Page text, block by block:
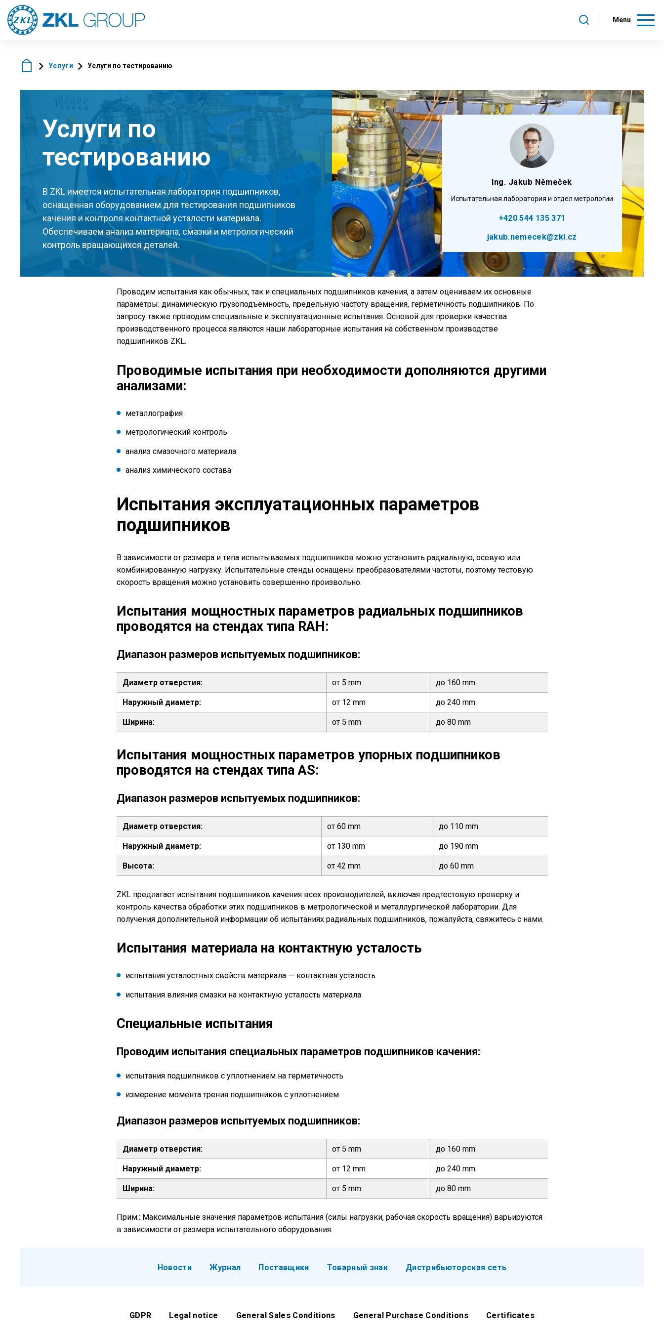
Menu
Услуги Услуги по тестированию
Услуги по
тестированию
В ZKL имеется испытательная лаборатория подшипников,
оснащенная оборудованием для тестирования подшипников
качения и контроля контактной усталости материала.
Обеспечиваем анализ материала, смазки и метрологический
контроль вращающихся деталей.
Ing. Jakub Němeček
Испытательная лаборатория и отдел метрологии
+420 544 135 371
jakub.nemecek@zkl.cz
Проводим испытания как обычных, так и специальных подшипников качения, а затем оцениваем их основные
параметры: динамическую грузоподъемность, предельную частоту вращения, герметичность подшипников. По
запросу также проводим специальные и эксплуатационные испытания. Основой для проверки качества
производственного процесса являются наши лабораторные испытания на собственном производстве
подшипников ZKL.
Проводимые испытания при необходимости дополняются другими
анализами:
металлография
метрологический контроль
анализ смазочного материала
анализ химического состава
Испытания эксплуатационных параметров
подшипников
В зависимости от размера и типа испытываемых подшипников можно установить радиальную, осевую или
комбинированную нагрузку. Испытательные стенды оснащены преобразователями частоты, поэтому тестовую
скорость вращения можно установить совершенно произвольно.
Испытания мощностных параметров радиальных подшипников
проводятся на стендах типа RAH:
Диапазон размеров испытуемых подшипников:
Диаметр отверстия: от 5 mm до 160 mm
Наружный диаметр: от 12 mm до 240 mm
Ширина: от 5 mm до 80 mm
Испытания мощностных параметров упорных подшипников
проводятся на стендах типа AS:
Диапазон размеров испытуемых подшипников:
Диаметр отверстия: от 60 mm до 110 mm
Наружный диаметр: от 130 mm до 190 mm
Высота: от 42 mm до 60 mm
ZKL предлагает испытания подшипников качения всех производителей, включая предтестовую проверку и
контроль качества обработки этих подшипников в метрологической и металлургической лаборатории. Для
получения дополнительной информации об испытаниях радиальных подшипников, пожалуйста, свяжитесь с нами.
Испытания материала на контактную усталость
испытания усталостных свойств материала — контактная усталость
испытания влияния смазки на контактную усталость материала
Специальные испытания
Проводим испытания специальных параметров подшипников качения:
испытания подшипников с уплотнением на герметичность
измерение момента трения подшипников с уплотнением
Диапазон размеров испытуемых подшипников:
Диаметр отверстия: от 5 mm до 160 mm
Наружный диаметр: от 12 mm до 240 mm
Ширина: от 5 mm до 80 mm
Прим.: Максимальные значения параметров испытания (силы нагрузки, рабочая скорость вращения) варьируются
в зависимости от размера испытательного оборудования.
Новости Журнал Поставщики Товарный знак Дистрибьюторская сеть
GDPR Legal notice General Sales Conditions General Purchase Conditions Certificates